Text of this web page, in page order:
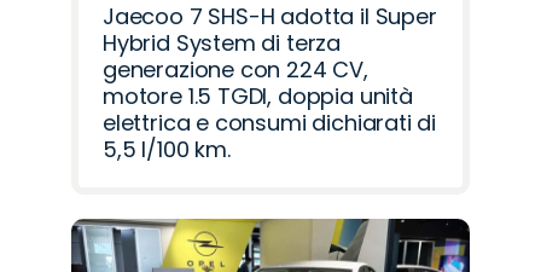
Jaecoo 7 SHS-H adotta il Super
Hybrid System di terza
generazione con 224 CV,
motore 1.5 TGDI, doppia unità
elettrica e consumi dichiarati di
5,5 l/100 km.